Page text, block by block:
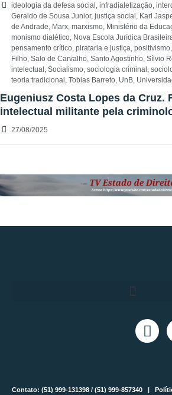
ideologia da defesa social , infradialetização,
Geraldo de Sousa Junior, justiça social , Karl
de Andrade, Marx, marxismo, Ministério da
monismo dialético, Nova Escola Jurídica
pensamento crítico, pirataria e justiça, positivismo,
Filho, Salo de Carvalho, Santo Agostinho, Sílvio
intelectual , Socialismo, sociologia criminal ,
teoria tradicional , Tobias Barreto, UnB,
Eugeniusz Costa Lopes da Cruz.
intelectual militante pela
27/08/2025
Contato: (51) 999-131398 / (51) 999-857340 |